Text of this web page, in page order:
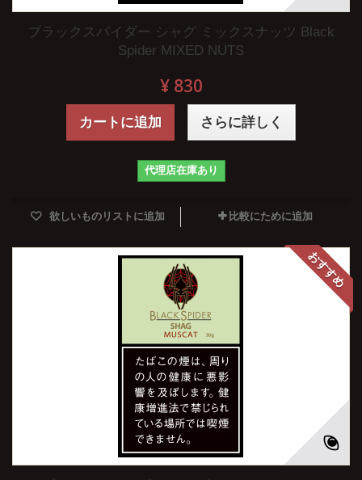
ブラックスパイダー シャグ ミックスナッツ Black
Spider MIXED NUTS
¥ 830
カートに追加 さらに詳しく
代理店在庫あり
欲しいものリストに追加 比較にために追加
おすすめ